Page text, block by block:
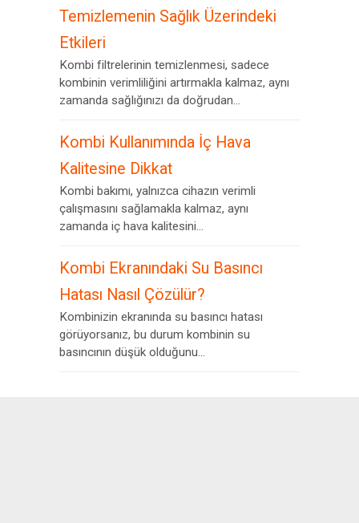
Temizlemenin Sağlık Üzerindeki
Etkileri
Kombi filtrelerinin temizlenmesi, sadece
kombinin verimliliğini artırmakla kalmaz, aynı
zamanda sağlığınızı da doğrudan...
Kombi Kullanımında İç Hava
Kalitesine Dikkat
Kombi bakımı, yalnızca cihazın verimli
çalışmasını sağlamakla kalmaz, aynı
zamanda iç hava kalitesini...
Kombi Ekranındaki Su Basıncı
Hatası Nasıl Çözülür?
Kombinizin ekranında su basıncı hatası
görüyorsanız, bu durum kombinin su
basıncının düşük olduğunu...